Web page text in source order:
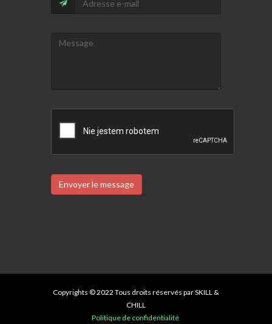
Envoyer le message
Copyrights © 2022 Tous droits réservés par SKILL &
CHILL
Politique de confidentialité